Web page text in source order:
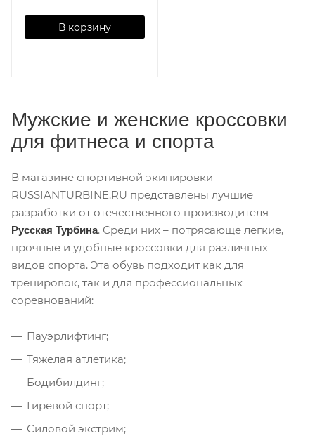
В корзину
Мужские и женские кроссовки
для фитнеса и спорта
В магазине спортивной экипировки
RUSSIANTURBINE.RU представлены лучшие
разработки от отечественного производителя
Русская Турбина. Среди них – потрясающе легкие,
прочные и удобные кроссовки для различных
видов спорта. Эта обувь подходит как для
тренировок, так и для профессиональных
соревнований:
Пауэрлифтинг;
Тяжелая атлетика;
Бодибилдинг;
Гиревой спорт;
Силовой экстрим;